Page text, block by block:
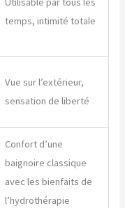
temps, intimité totale
Vue sur l’extérieur,
sensation de liberté
Confort d’une
baignoire classique
avec les bienfaits de
l’hydrothérapie